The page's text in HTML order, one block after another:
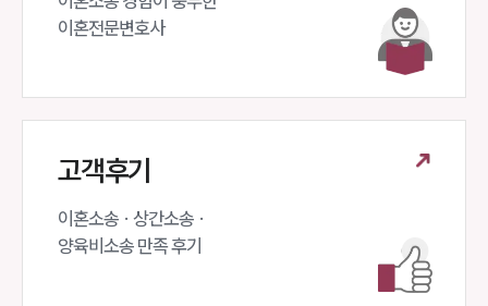
이혼전문변호사
고객후기
이혼소송 · 상간소송 ·
양육비소송 만족 후기